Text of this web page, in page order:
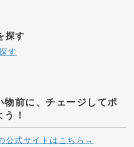
探す
す
物前に、チェージしてポ
！
公式サイトはこちら→